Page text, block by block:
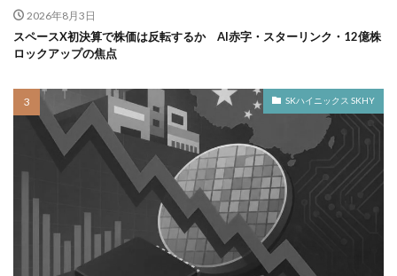
2026年8月3日
スペースX初決算で株価は反転するか AI赤字・スターリンク・12億株
ロックアップの焦点
SKハイニックス SKHY